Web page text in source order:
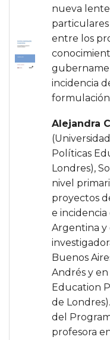
nueva
entre los
incidencia
Alejandra
Políticas
Londres),
nivel
proyectos
e
Argentina y
Buenos
Andrés y
Education
de
del
profesora